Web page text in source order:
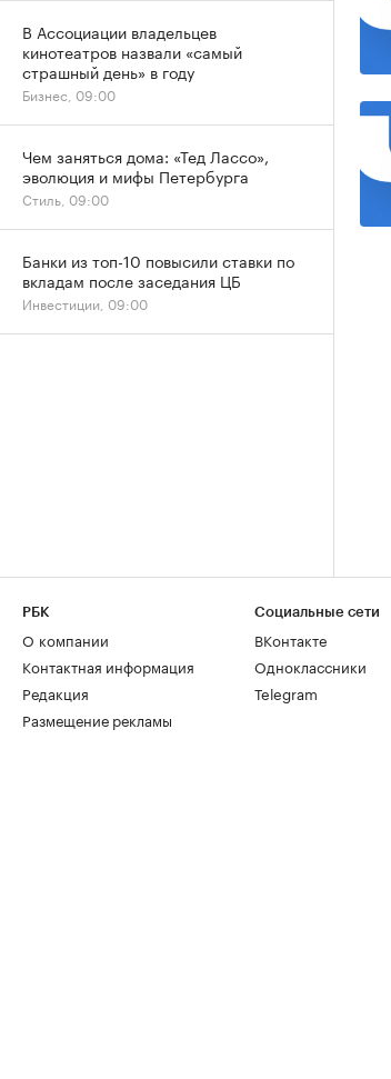
В Ассоциации владельцев
кинотеатров назвали «самый
страшный день» в году
Бизнес, 09:00
Чем заняться дома: «Тед Лассо»,
эволюция и мифы Петербурга
Стиль, 09:00
Банки из топ-10 повысили ставки по
вкладам после заседания ЦБ
Инвестиции, 09:00
РБК
О компании
Контактная информация
Редакция
Размещение рекламы
Социальные сети
ВКонтакте
Одноклассники
Telegram